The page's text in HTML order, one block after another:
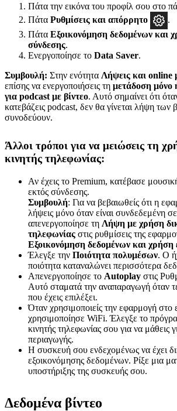
Πάτα την εικόνα του προφίλ σου στο
Πάτα Ρυθμίσεις και απόρρητο
.
Πάτα Εξοικονόμηση δεδομένων και
σύνδεσης.
Ενεργοποίησε το Data Saver.
Συμβουλή: Στην ενότητα Λήψεις και online
επίσης να ενεργοποιήσεις τη μετάδοση μόνο
για podcast με βίντεο. Αυτό σημαίνει ότι
κατεβάζεις podcast, δεν θα γίνεται λήψη των
συνοδεύουν.
Άλλοι τρόποι για να μειώσεις τη
κινητής τηλεφωνίας:
Αν έχεις το Premium, κατέβασε
εκτός σύνδεσης.
Συμβουλή: Για να βεβαιωθείς ότι η
λήψεις μόνο όταν είναι συνδεδεμένη
απενεργοποίησε τη Λήψη με χρήση
τηλεφωνίας στις ρυθμίσεις της
Εξοικονόμηση δεδομένων και χρήση
Έλεγξε την Ποιότητα πολυμέσων. Ο
ποιότητα καταναλώνει περισσότερα
Απενεργοποίησε το Autoplay στις
Αυτό σταματά την αναπαραγωγή όταν
που έχεις επιλέξει.
Όταν χρησιμοποιείς την εφαρμογή στο
χρησιμοποίησε WiFi. Έλεγξε το
κινητής τηλεφωνίας σου για να μάθεις
περιαγωγής.
Η συσκευή σου ενδεχομένως να έχει
εξοικονόμησης δεδομένων. Ρίξε μια
υποστήριξης της συσκευής σου.
Δεδομένα βίντεο